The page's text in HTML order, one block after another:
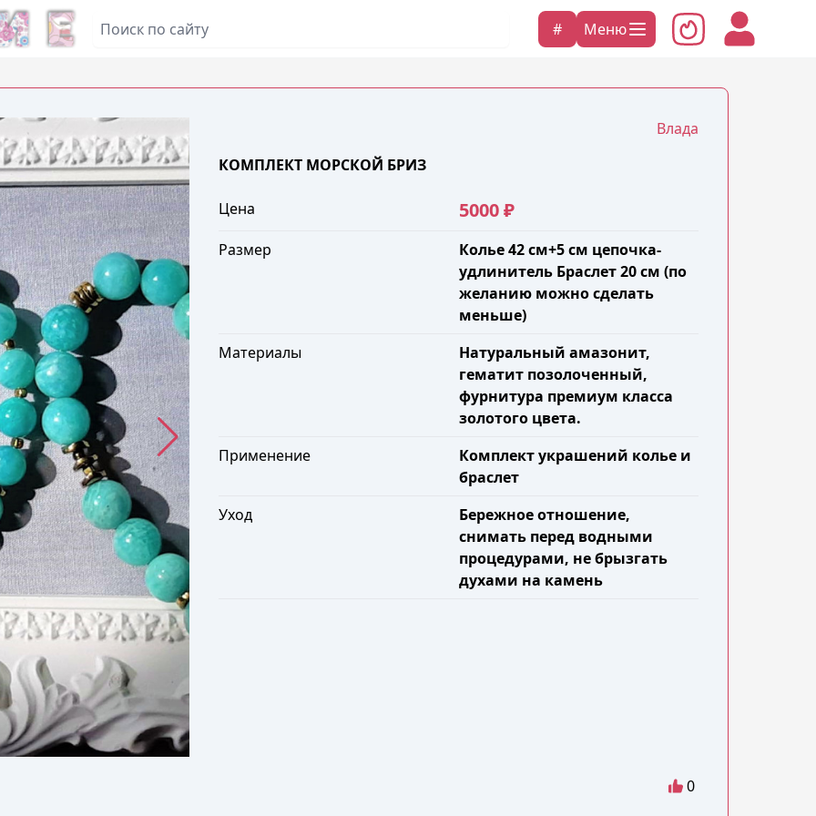
# Меню
Влада
КОМПЛЕКТ МОРСКОЙ БРИЗ
Цена 5000 ₽
Размер
Колье 42 см+5 см цепочка-
удлинитель Браслет 20 см (по
желанию можно сделать
меньше)
Материалы
Натуральный амазонит,
гематит позолоченный,
фурнитура премиум класса
золотого цвета.
Применение
Комплект украшений колье и
браслет
Уход
Бережное отношение,
снимать перед водными
процедурами, не брызгать
духами на камень
0